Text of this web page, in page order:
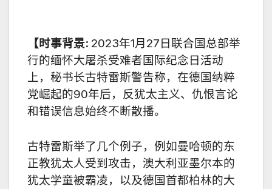
【时事背景: 2023年1月 27日联合国总部举
行的缅怀大屠杀受难者国际纪念日活动
上，秘书长古特雷斯警告称，在德国纳粹
党崛起的90年后，反犹太主义、仇恨言论
和错误信息始终不断散播。
古特雷斯举了几个例子，例如曼哈顿的东
正教犹太人受到攻击，澳大利亚墨尔本的
犹太学童被霸凌，以及德国首都柏林的大